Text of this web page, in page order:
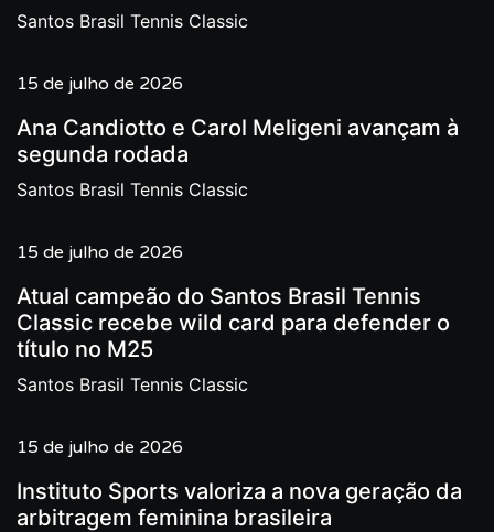
Santos Brasil Tennis Classic
15 de julho de 2026
Ana Candiotto e Carol Meligeni avançam à
segunda rodada
Santos Brasil Tennis Classic
15 de julho de 2026
Atual campeão do Santos Brasil Tennis
Classic recebe wild card para defender o
título no M25
Santos Brasil Tennis Classic
15 de julho de 2026
Instituto Sports valoriza a nova geração da
arbitragem feminina brasileira